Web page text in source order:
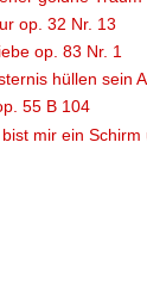
op. 32 Nr. 13
op. 83 Nr. 1
hüllen sein
55 B 104
mir ein